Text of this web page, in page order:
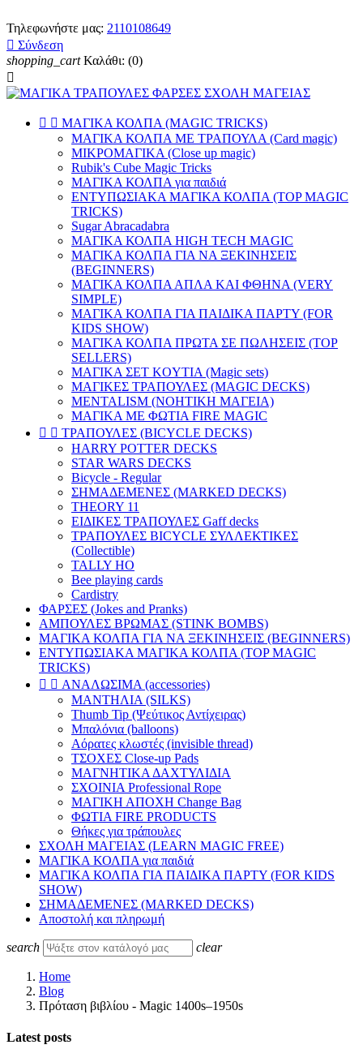
Τηλεφωνήστε μας: 2110108649
 Σύνδεση
shopping_cart Καλάθι: (0)

  ΜΑΓΙΚΑ ΚΟΛΠΑ (MAGIC TRICKS)
ΜΑΓΙΚΑ ΚΟΛΠΑ ΜΕ ΤΡΑΠΟΥΛΑ (Card magic)
ΜΙΚΡΟΜΑΓΙΚΑ (Close up magic)
Rubik's Cube Magic Tricks
ΜΑΓΙΚΑ ΚΟΛΠΑ για παιδιά
ΕΝΤΥΠΩΣΙΑΚΑ ΜΑΓΙΚΑ ΚΟΛΠΑ (TOP MAGIC
TRICKS)
Sugar Abracadabra
ΜΑΓΙΚΑ ΚΟΛΠΑ HIGH TECH MAGIC
ΜΑΓΙΚΑ ΚΟΛΠΑ ΓΙΑ ΝΑ ΞΕΚΙΝΗΣΕΙΣ
(BEGINNERS)
ΜΑΓΙΚΑ ΚΟΛΠΑ ΑΠΛΑ ΚΑΙ ΦΘΗΝΑ (VERY
SIMPLE)
ΜΑΓΙΚΑ ΚΟΛΠΑ ΓΙΑ ΠΑΙΔΙΚΑ ΠΑΡΤΥ (FOR
KIDS SHOW)
ΜΑΓΙΚΑ ΚΟΛΠΑ ΠΡΩΤΑ ΣΕ ΠΩΛΗΣΕΙΣ (TOP
SELLERS)
ΜΑΓΙΚΑ ΣΕΤ KOYTIA (Magic sets)
ΜΑΓΙΚΕΣ ΤΡΑΠΟΥΛΕΣ (MAGIC DECKS)
MENTALISM (ΝΟΗΤΙΚΗ ΜΑΓΕΙΑ)
ΜΑΓΙΚΑ ΜΕ ΦΩΤΙΑ FIRE MAGIC
  ΤΡΑΠΟΥΛΕΣ (BICYCLE DECKS)
HARRY POTTER DECKS
STAR WARS DECKS
Bicycle - Regular
ΣΗΜΑΔΕΜΕΝΕΣ (MARKED DECKS)
THEORY 11
ΕΙΔΙΚΕΣ ΤΡΑΠΟΥΛΕΣ Gaff decks
ΤΡΑΠΟΥΛΕΣ BICYCLE ΣΥΛΛΕΚΤΙΚΕΣ
(Collectible)
TALLY HO
Bee playing cards
Cardistry
ΦΑΡΣΕΣ (Jokes and Pranks)
ΑΜΠΟΥΛΕΣ ΒΡΩΜΑΣ (STINK BOMBS)
ΜΑΓΙΚΑ ΚΟΛΠΑ ΓΙΑ ΝΑ ΞΕΚΙΝΗΣΕΙΣ (BEGINNERS)
ΕΝΤΥΠΩΣΙΑΚΑ ΜΑΓΙΚΑ ΚΟΛΠΑ (TOP MAGIC
TRICKS)
  ΑΝΑΛΩΣΙΜΑ (accessories)
ΜΑΝΤΗΛΙΑ (SILKS)
Thumb Tip (Ψεύτικος Αντίχειρας)
Μπαλόνια (balloons)
Αόρατες κλωστές (invisible thread)
ΤΣΟΧΕΣ Close-up Pads
ΜΑΓΝΗΤΙΚΑ ΔΑΧΤΥΛΙΔΙΑ
ΣΧΟΙΝΙΑ Professional Rope
ΜΑΓΙΚΗ ΑΠΟΧΗ Change Bag
ΦΩΤΙΑ FIRE PRODUCTS
Θήκες για τράπουλες
ΣΧΟΛΗ ΜΑΓΕΙΑΣ (LEARN MAGIC FREE)
ΜΑΓΙΚΑ ΚΟΛΠΑ για παιδιά
ΜΑΓΙΚΑ ΚΟΛΠΑ ΓΙΑ ΠΑΙΔΙΚΑ ΠΑΡΤΥ (FOR KIDS
SHOW)
ΣΗΜΑΔΕΜΕΝΕΣ (MARKED DECKS)
Αποστολή και πληρωμή
search clear
Home
Blog
Πρόταση βιβλίου - Magic 1400s–1950s
Latest posts